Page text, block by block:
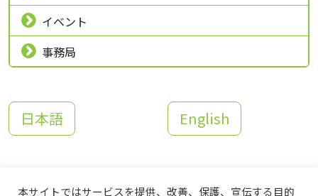
イベント
事務局
日本語 English
本サイトではサービスを提供、改善、保護、宣伝する目的